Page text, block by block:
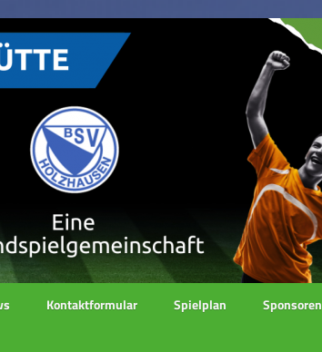
Kontaktformular Spielplan Sponsoren